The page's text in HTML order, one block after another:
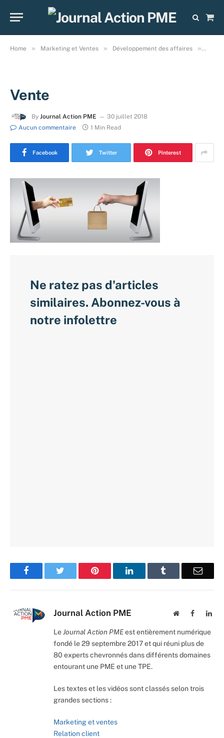
Cart
Home » Marketing et Ventes » Développement des affaires »
Vente
By Journal Action PME
30 juillet 2018
Aucun commentaire
1 Min Read
Facebook Twitter Pinterest
Ne ratez pas d'articles
similaires. Abonnez-vous à
notre infolettre
Facebook Pinterest LinkedIn Email
Journal Action PME WebsiteFacebook
LeJournal Action PMEest entièrement numérique
fondé le 29 septembre 2017 et qui réuni plus de
80 experts chevronnés dans différents domaines
entourant une PME et une TPE.
Les textes et les vidéos sont classés selon trois
grandes sections :
Marketing et ventes
Relation client